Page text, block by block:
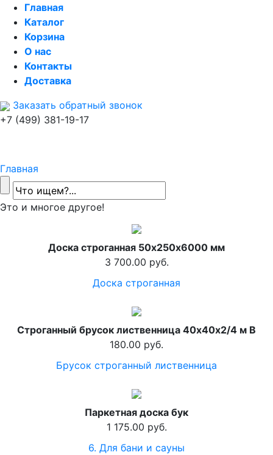
Главная
Каталог
Корзина
О нас
Контакты
Доставка
Заказать обратный звонок
+7 (499) 381-19-17
Главная
Это и многое другое!
Доска строганная 50х250х6000 мм
3 700.00 руб.
Доска строганная
Строганный брусок лиственница 40х40х2/4 м B
180.00 руб.
Брусок строганный лиственница
Паркетная доска бук
1 175.00 руб.
6. Для бани и сауны